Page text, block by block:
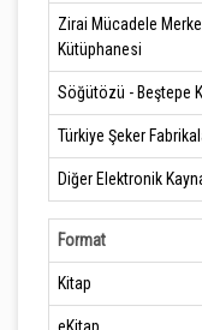
Zirai Mücadele
Kütüphanesi
Söğütözü - Beştepe
Türkiye Şeker
Diğer Elektronik
Format
Kitap